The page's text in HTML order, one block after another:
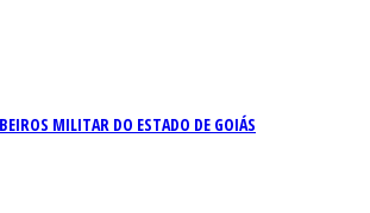
MILITAR DO ESTADO DE GOIÁS